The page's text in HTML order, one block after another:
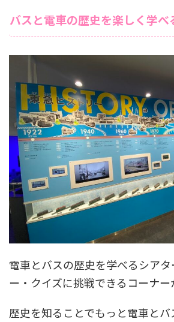
バスと電車の歴史を楽しく学べ
電車とバスの歴史を学べるシアタ
ー・クイズに挑戦できるコーナー
歴史を知ることでもっと電車と